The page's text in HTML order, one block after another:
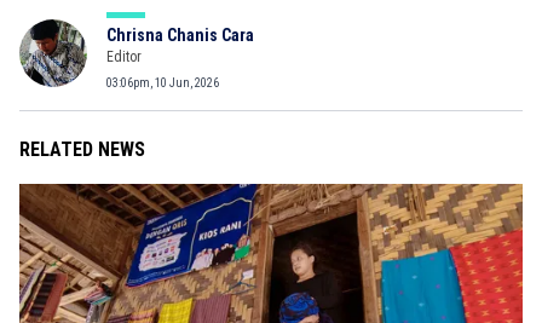
Chrisna Chanis Cara
Editor
03:06pm, 10 Jun, 2026
RELATED NEWS